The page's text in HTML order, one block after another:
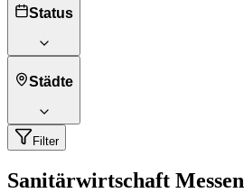
Status
Städte
Filter
Sanitärwirtschaft Messen